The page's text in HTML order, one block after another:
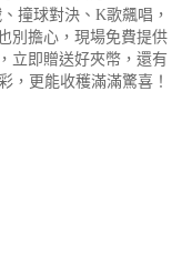
撞球對決、K歌飆唱，
別擔心，現場免費提供
立即贈送好夾幣，還有
，更能收穫滿滿驚喜！